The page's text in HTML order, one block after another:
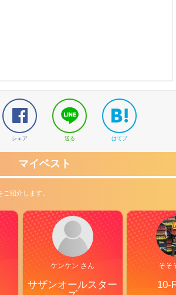
シェア 送る はてブ
マイベスト
紹介します。
ケンケン さん
サザンオールスター
そそ
10-